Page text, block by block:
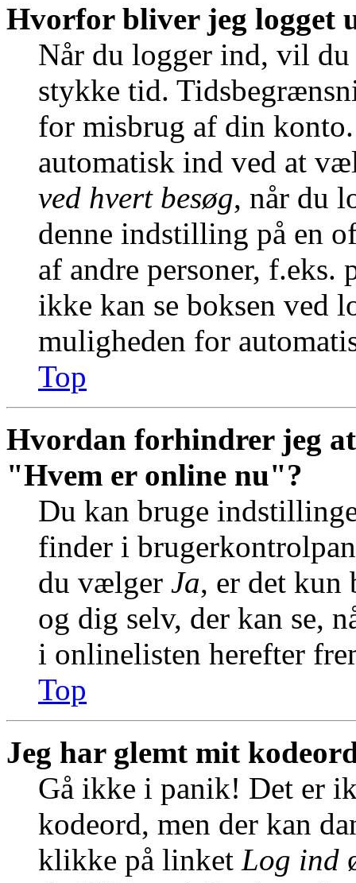
Hvorfor bliver jeg logget
Når du logger ind, vil
stykke tid.
for misbrug af din
automatisk ind ved at
ved hvert besøg, når du
denne indstilling på en
af andre personer,
ikke kan se boksen ved
muligheden for
Top
Hvordan forhindrer jeg
"Hvem er online nu"?
Du kan bruge
finder i
du vælger Ja, er det kun
og dig selv, der kan se,
i onlinelisten herefter
Top
Jeg har glemt mit
Gå ikke i panik! Det er
kodeord, men der kan
klikke på linket Log ind